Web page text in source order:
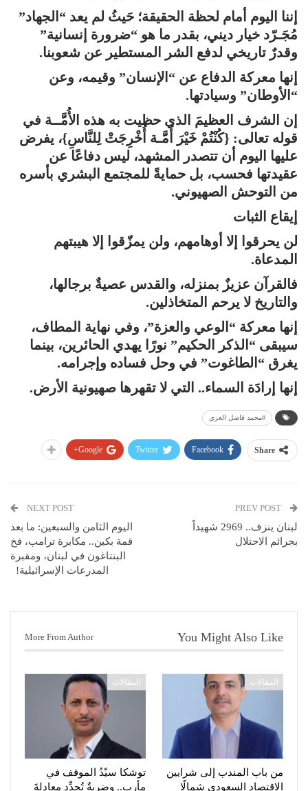
إننا اليوم أمام لحظة الحقيقة؛ حَيثُ لم يعد “الجهاد”
مُجَـرّد خيار ديني، بقدر ما هو “ضرورة إنسانية”
وقدرٌ تاريخي لدفع الشر المستطير عن شعوبنا.
إنها معركة الدفاع عن “الإنسان” وقيمه، وعن
“الأوطان” وسيادتها.
إن الشرف العظيمَ الذي حظيت به هذه الأُمَّــة في
قوله تعالى: {كُنْتُمْ خَيْرَ أُمَّـة أُخْرِجَتْ لِلنَّاسِ}، يفرض
عليها اليوم أن تتصدر المشهد، ليس دفاعًا عن
عقيدتها فحسب، بل حمايةً للمجتمع البشري بأسره
من التوحش الصهيوني.
إيقاع الثبات
لن يحرقوا إلا أوهامهم، ولن يمزّقوا إلا هيبتهم
المدعاة.
فالقرآن عزيزٌ بمنزله، والقدس عصيةٌ برجالها،
والتاريخ لا يرحم المتخاذلين.
إنها معركة “الوعي والعزة”، وفي نهاية المطاف،
سيبقى “الذكر الحكيم” نورًا يهدي الحائرين، بينما
يغرق “الطاغوت” في وحل فساده وإجرامه.
إنها إرادَة السماء.. التي لا تقهرها صهيونية الأرض.
#محمد فاضل العزي
Share
Facebook
Twitter
Google+
لبنان ينزف.. 2969 شهيداً
بجرائم الاحتلال
NEXT POST
اليوم الثامن والسبعين: ما بعد
قمة بكين.. مكابرة ترامب، فخ
البنتاغون في لبنان، ومقبرة
المدرعات الإسرائيلية!
You Might Also Like
More From Author
المقالات
من باب المندب إلى شرايين
الاقتصاد السعودي شمالًا
المقالات
توشكا سيّدُ الموقف في
مأرب.. وضربةٌ تُجدِّد معادلةَ